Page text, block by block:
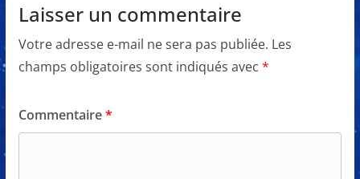
Laisser un commentaire
Votre adresse e-mail ne sera pas publiée. Les
champs obligatoires sont indiqués avec *
Commentaire*